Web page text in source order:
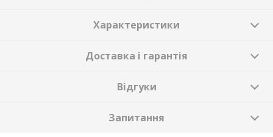
Характеристики
Доставка і гарантія
Відгуки
Запитання